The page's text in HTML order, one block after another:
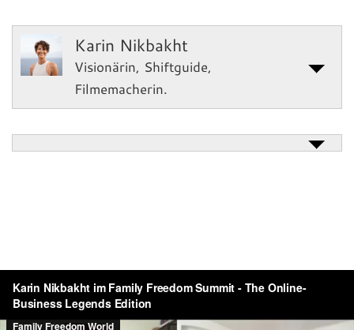
Karin Nikbakht
Visionärin, Shiftguide,
Filmemacherin.